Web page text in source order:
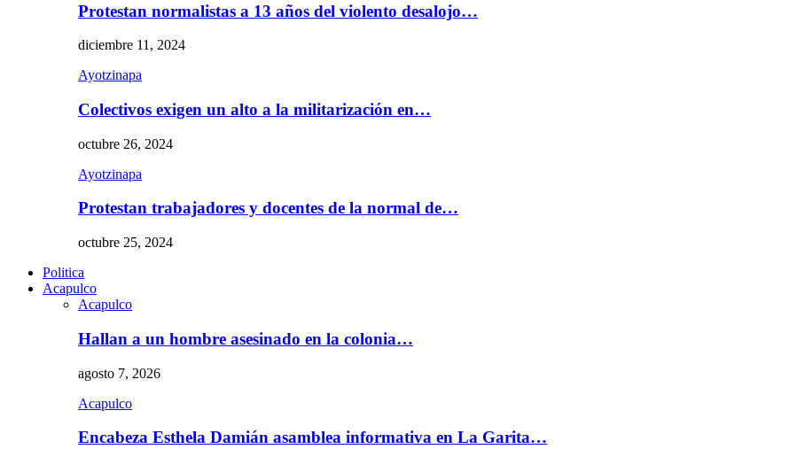
Protestan normalistas a 13 años del violento desalojo…
diciembre 11, 2024
Ayotzinapa
Colectivos exigen un alto a la militarización en…
octubre 26, 2024
Ayotzinapa
Protestan trabajadores y docentes de la normal de…
octubre 25, 2024
Politica
Acapulco
Acapulco
Hallan a un hombre asesinado en la colonia…
agosto 7, 2026
Acapulco
Encabeza Esthela Damián asamblea informativa en La Garita…